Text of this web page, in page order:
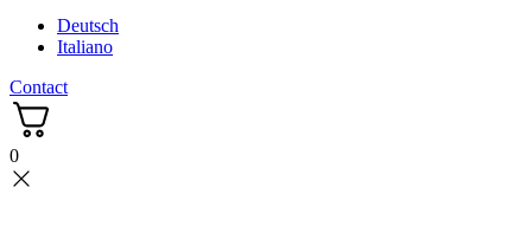
Deutsch
Italiano
Contact
0